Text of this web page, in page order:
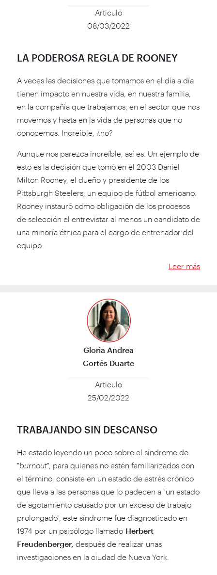
Articulo
08/03/2022
LA PODEROSA REGLA DE ROONEY
A veces las decisiones que tomamos en el día a día
tienen impacto en nuestra vida, en nuestra familia,
en la compañía que trabajamos, en el sector que nos
movemos y hasta en la vida de personas que no
conocemos. Increíble, ¿no?
Aunque nos parezca increíble, así es. Un ejemplo de
esto es la decisión que tomó en el 2003 Daniel
Milton Rooney, el dueño y presidente de los
Pittsburgh Steelers, un equipo de fútbol americano.
Rooney instauró como obligación de los procesos
de selección el entrevistar al menos un candidato de
una minoría étnica para el cargo de entrenador del
equipo.
Leer más
Gloria Andrea
Cortés Duarte
Articulo
25/02/2022
TRABAJANDO SIN DESCANSO
He estado leyendo un poco sobre el síndrome de
"burnout", para quienes no estén familiarizados con
el término, consiste en un estado de estrés crónico
que lleva a las personas que lo padecen a "un estado
de agotamiento causado por un exceso de trabajo
prolongado", este síndrome fue diagnosticado en
1974 por un psicólogo llamado Herbert
Freudenberger, después de realizar unas
investigaciones en la ciudad de Nueva York.